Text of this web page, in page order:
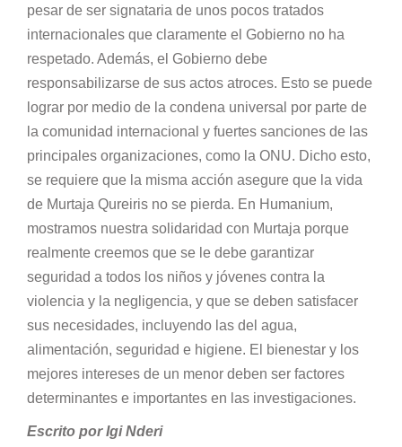
pesar de ser signataria de unos pocos tratados
internacionales que claramente el Gobierno no ha
respetado. Además, el Gobierno debe
responsabilizarse de sus actos atroces. Esto se puede
lograr por medio de la condena universal por parte de
la comunidad internacional y fuertes sanciones de las
principales organizaciones, como la ONU. Dicho esto,
se requiere que la misma acción asegure que la vida
de Murtaja Qureiris no se pierda. En Humanium,
mostramos nuestra solidaridad con Murtaja porque
realmente creemos que se le debe garantizar
seguridad a todos los niños y jóvenes contra la
violencia y la negligencia, y que se deben satisfacer
sus necesidades, incluyendo las del agua,
alimentación, seguridad e higiene. El bienestar y los
mejores intereses de un menor deben ser factores
determinantes e importantes en las investigaciones.
Escrito por Igi Nderi